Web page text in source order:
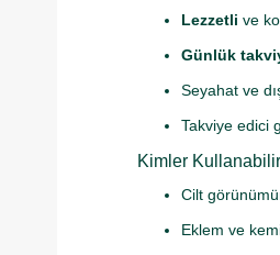
Lezzetli ve
Günlük
Seyahat ve
Takviye edici
Kimler
Cilt
Eklem ve